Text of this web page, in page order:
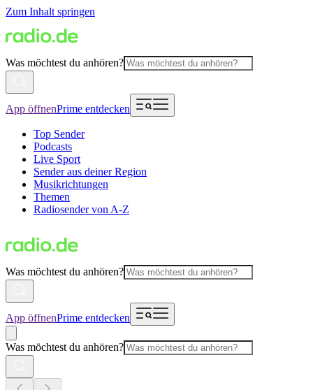
Zum Inhalt springen
Was möchtest du anhören?
App öffnenPrime entdecken
Top Sender
Podcasts
Live Sport
Sender aus deiner Region
Musikrichtungen
Themen
Radiosender von A-Z
Was möchtest du anhören?
App öffnenPrime entdecken
Was möchtest du anhören?